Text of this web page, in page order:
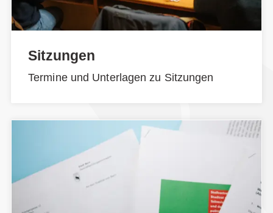
Sitzungen
Termine und Unterlagen zu Sitzungen